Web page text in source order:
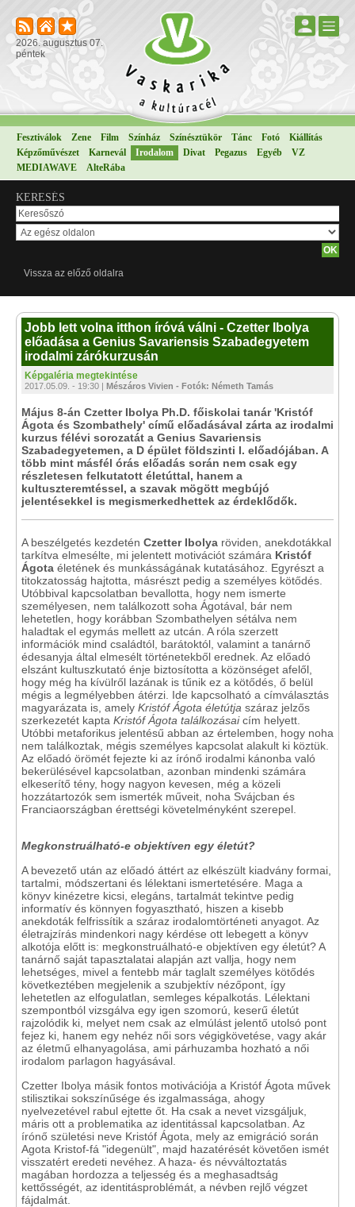
2026. augusztus 07.
péntek
Fesztiválok Zene Film Színház Színésztükör Tánc Fotó
Kiállítás
Képzőművészet
Karnevál Irodalom Divat Pegazus Egyéb
VZ
MEDIAWAVE
AlteRába
KERESÉS
Vissza az előző oldalra
Jobb lett volna itthon íróvá válni - Czetter Ibolya
előadása a Genius Savariensis Szabadegyetem
irodalmi zárókurzusán
Képgaléria megtekintése
2017.05.09. - 19:30 | Mészáros Vivien - Fotók: Németh Tamás
Május 8-án Czetter Ibolya Ph.D. főiskolai tanár 'Kristóf
Ágota és Szombathely' című előadásával zárta az irodalmi
kurzus félévi sorozatát a Genius Savariensis
Szabadegyetemen, a D épület földszinti I. előadójában. A
több mint másfél órás előadás során nem csak egy
részletesen felkutatott életúttal, hanem a
kultuszteremtéssel, a szavak mögött megbújó
jelentésekkel is megismerkedhettek az érdeklődők.
A beszélgetés kezdetén Czetter Ibolya röviden, anekdotákkal
tarkítva elmesélte, mi jelentett motivációt számára Kristóf
Ágota életének és munkásságának kutatásához. Egyrészt a
titokzatosság hajtotta, másrészt pedig a személyes kötődés.
Utóbbival kapcsolatban bevallotta, hogy nem ismerte
személyesen, nem találkozott soha Ágotával, bár nem
lehetetlen, hogy korábban Szombathelyen sétálva nem
haladtak el egymás mellett az utcán. A róla szerzett
információk mind családtól, barátoktól, valamint a tanárnő
édesanyja által elmesélt történetekből erednek. Az előadó
elszánt kultuszkutató énje biztosította a közönséget afelől,
hogy még ha kívülről lazának is tűnik ez a kötődés, ő belül
mégis a legmélyebben átérzi. Ide kapcsolható a címválasztás
magyarázata is, amely Kristóf Ágota életútja száraz jelzős
szerkezetét kapta Kristóf Ágota találkozásaicím helyett.
Utóbbi metaforikus jelentésű abban az értelemben, hogy noha
nem találkoztak, mégis személyes kapcsolat alakult ki köztük.
Az előadó örömét fejezte ki az írónő irodalmi kánonba való
bekerülésével kapcsolatban, azonban mindenki számára
elkeserítő tény, hogy nagyon kevesen, még a közeli
hozzátartozók sem ismerték műveit, noha Svájcban és
Franciaországban érettségi követelményként szerepel.
Megkonstruálható-e objektíven egy életút?
A bevezető után az előadó áttért az elkészült kiadvány formai,
tartalmi, módszertani és lélektani ismertetésére. Maga a
könyv kinézetre kicsi, elegáns, tartalmát tekintve pedig
informatív és könnyen fogyasztható, hiszen a kisebb
anekdoták felfrissítik a száraz irodalomtörténeti anyagot. Az
életrajzírás mindenkori nagy kérdése ott lebegett a könyv
alkotója előtt is: megkonstruálható-e objektíven egy életút? A
tanárnő saját tapasztalatai alapján azt vallja, hogy nem
lehetséges, mivel a fentebb már taglalt személyes kötődés
következtében megjelenik a szubjektív nézőpont, így
lehetetlen az elfogulatlan, semleges képalkotás. Lélektani
szempontból vizsgálva egy igen szomorú, keserű életút
rajzolódik ki, melyet nem csak az elmúlást jelentő utolsó pont
fejez ki, hanem egy nehéz női sors végigkövetése, vagy akár
az életmű elhanyagolása, ami párhuzamba hozható a női
irodalom parlagon hagyásával.
Czetter Ibolya másik fontos motivációja a Kristóf Ágota művek
stilisztikai sokszínűsége és izgalmassága, ahogy
nyelvezetével rabul ejtette őt. Ha csak a nevet vizsgáljuk,
máris ott a problematika az identitással kapcsolatban. Az
írónő születési neve Kristóf Ágota, mely az emigráció során
Agota Kristof-fá "idegenült", majd hazatérését követően ismét
visszatért eredeti nevéhez. A haza- és névváltoztatás
magában hordozza a teljesség és a meghasadtság
kettősségét, az identitásproblémát, a névben rejlő végzet
fájdalmát.